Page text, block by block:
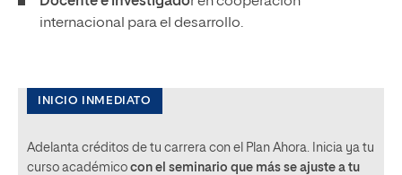
internacional para el desarrollo.
INICIO INMEDIATO
Adelanta créditos de tu carrera con el Plan Ahora. Inicia ya tu
curso académico con el seminario que más se ajuste a tu